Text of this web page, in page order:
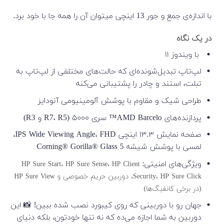
با اندازه‌ی جمع و جور 13 اینچی میتوان آن را همه جا با خود برد.
در یک نگاه
با ویندوز ۱۱
لپ‌تاپ تبدیل‌شونده‌ای که حالت‌های مختلفی از لپ‌تاپ به
تبلت، استند و چادر را پشتیبانی می‌کنه
طراحی شیک و مقاوم با پوشش آلومینیومی آنودایز
پردازنده‌های AMD Barcelo™ سری ۵۰۰۰ (R7، R5 و R3)
صفحه نمایش ۱۳.۳ اینچی IPS Wide Viewing Angle، FHD،
لمسی با پوشش شیشه Corning® Gorilla® Glass 5
ویژگی‌های امنیتی: HP Sure Start، HP Sure Sense، HP Client
Security، HP Sure Click، دوربین حریم خصوصی و HP Sure View
(در برخی کانفیگ‌ها)
جهان رو با دوربینی که روی کیبورد نصب شده ببین! 📸 این
دوربین به شما اجازه می‌ده که نه تنها خودتون، بلکه دنیای